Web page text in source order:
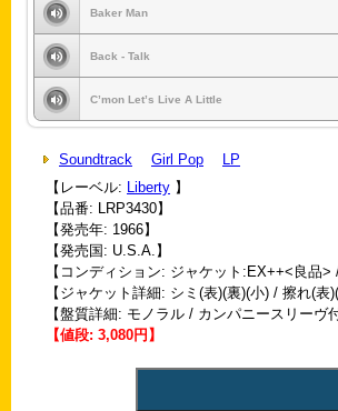
Baker Man
Back - Talk
C’mon Let’s Live A Little
Soundtrack Girl Pop
LP
【レーベル: Liberty 】
【品番: LRP3430】
【発売年: 1966】
【発売国: U.S.A.】
【コンディション: ジャケット:EX++<良品>
【ジャケット詳細: シミ(表)(裏)(小) / 擦れ(表)(
【盤質詳細: モノラル / カンパニースリーヴ
【値段: 3,080円】